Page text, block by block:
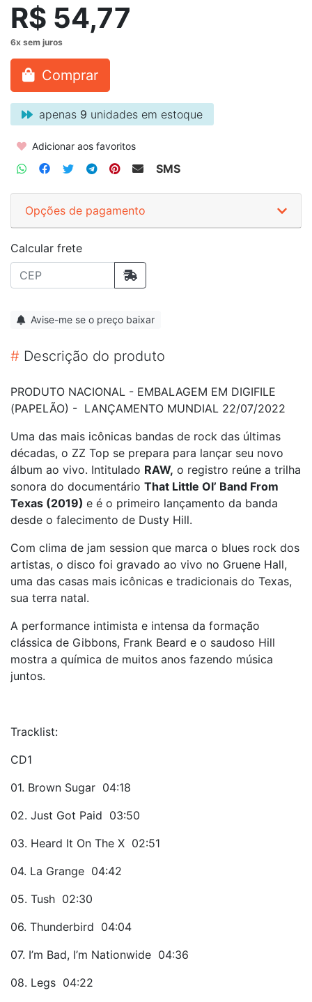
R$ 54,77
Comprar
apenas 9 unidades em estoque
Adicionar aos favoritos
SMS
Opções de pagamento
Calcular frete
Avise-me se o preço baixar
# Descrição do produto
PRODUTO NACIONAL - EMBALAGEM EM DIGIFILE
(PAPELÃO) - LANÇAMENTO MUNDIAL 22/07/2022
Uma das mais icônicas bandas de rock das últimas
décadas, o ZZ Top se prepara para lançar seu novo
álbum ao vivo. Intitulado RAW, o registro reúne a trilha
sonora do documentário That Little Ol’ Band From
Texas (2019) e é o primeiro lançamento da banda
desde o falecimento de Dusty Hill.
Com clima de jam session que marca o blues rock dos
artistas, o disco foi gravado ao vivo no Gruene Hall,
uma das casas mais icônicas e tradicionais do Texas,
sua terra natal.
A performance intimista e intensa da formação
clássica de Gibbons, Frank Beard e o saudoso Hill
mostra a química de muitos anos fazendo música
juntos.
Tracklist:
CD1
01. Brown Sugar 04:18
02. Just Got Paid 03:50
03. Heard It On The X 02:51
04. La Grange 04:42
05. Tush 02:30
06. Thunderbird 04:04
07. I’m Bad, I’m Nationwide 04:36
08. Legs 04:22